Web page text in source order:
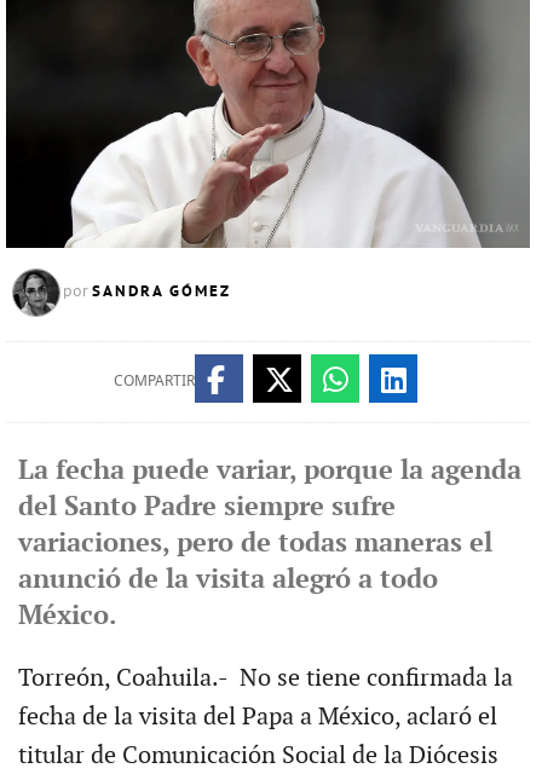
por SANDRA GÓMEZ
COMPARTIR
La fecha puede variar, porque la agenda
del Santo Padre siempre sufre
variaciones, pero de todas maneras el
anunció de la visita alegró a todo
México.
Torreón, Coahuila.- No se tiene confirmada la
fecha de la visita del Papa a México, aclaró el
titular de Comunicación Social de la Diócesis